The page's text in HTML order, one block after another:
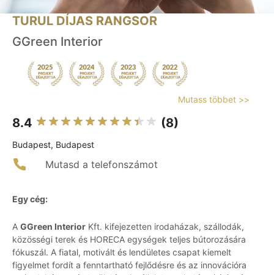
TURUL DÍJAS RANGSOR
GGreen Interior
Mutass többet >>
8.4 (8)
Budapest, Budapest
Mutasd a telefonszámot
Egy cég:
A GGreen Interior Kft. kifejezetten irodaházak, szállodák,
közösségi terek és HORECA egységek teljes bútorozására
fókuszál. A fiatal, motivált és lendületes csapat kiemelt
figyelmet fordít a fenntartható fejlődésre és az innovációra